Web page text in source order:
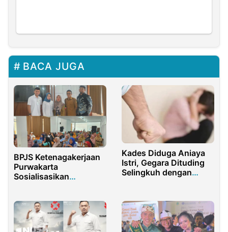
BACA JUGA
BPJS Ketenagakerjaan
Purwakarta
Sosialisasikan
SMKN 1 Plered
Kades Diduga Aniaya
Istri, Gegara Dituding
Selingkuh dengan